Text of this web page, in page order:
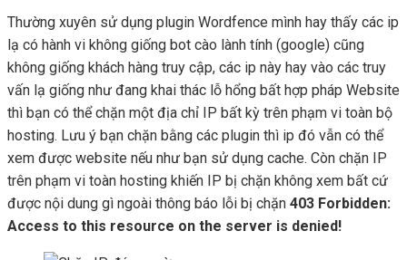
Thường xuyên sử dụng plugin Wordfence mình hay thấy các ip
lạ có hành vi không giống bot cào lành tính (google) cũng
không giống khách hàng truy cập, các ip này hay vào các truy
vấn lạ giống như đang khai thác lỗ hổng bất hợp pháp Website
thì bạn có thể chặn một địa chỉ IP bất kỳ trên phạm vi toàn bộ
hosting. Lưu ý bạn chặn bằng các plugin thì ip đó vẫn có thể
xem được website nếu như bạn sử dụng cache. Còn chặn IP
trên phạm vi toàn hosting khiến IP bị chặn không xem bất cứ
được nội dung gì ngoài thông báo lỗi bị chặn 403 Forbidden:
Access to this resource on the server is denied!